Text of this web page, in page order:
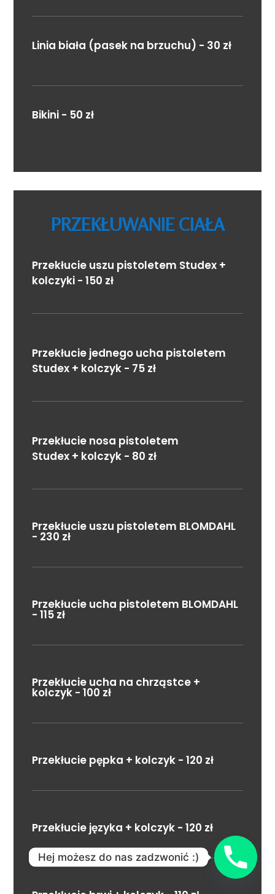
Linia biała (pasek na brzuchu) - 30 zł
Bikini - 50 zł
PRZEKŁUWANIE CIAŁA
Przekłucie uszu pistoletem Studex +
kolczyki - 150 zł
Przekłucie jednego ucha pistoletem
Studex + kolczyk - 75 zł
Przekłucie nosa pistoletem
Studex + kolczyk - 80 zł
Przekłucie uszu pistoletem BLOMDAHL
- 230 zł
Przekłucie ucha pistoletem BLOMDAHL
- 115 zł
Przekłucie ucha na chrząstce +
kolczyk - 100 zł
Przekłucie pępka + kolczyk - 120 zł
Przekłucie języka + kolczyk - 120 zł
Hej możesz do nas zadzwonić :)